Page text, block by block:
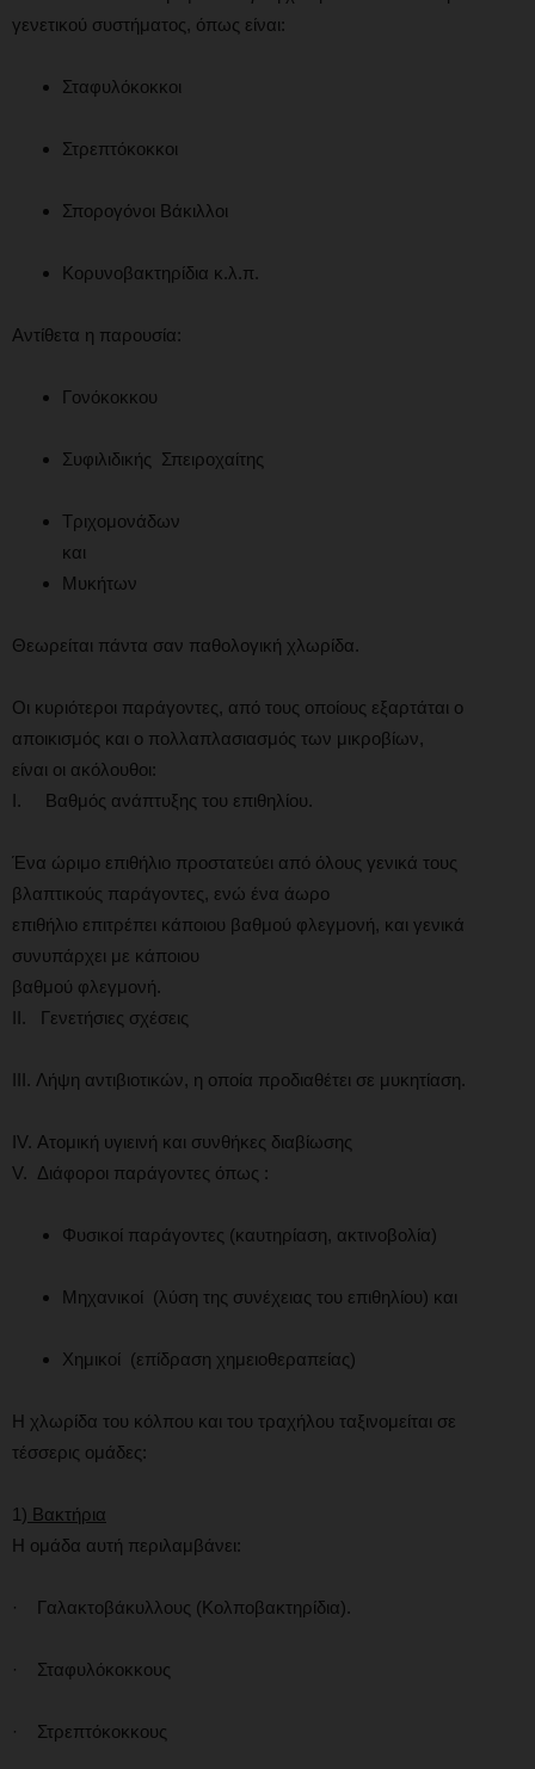
γενετικού συστήματος, όπως είναι:
Σταφυλόκοκκοι
Στρεπτόκοκκοι
Σπορογόνοι Βάκιλλοι
Κορυνοβακτηρίδια κ.λ.π.
Αντίθετα η παρουσία:
Γονόκοκκου
Συφιλιδικής Σπειροχαίτης
Τριχομονάδων
και
Μυκήτων
Θεωρείται πάντα σαν παθολογική χλωρίδα.
Οι κυριότεροι παράγοντες, από τους οποίους εξαρτάται ο
αποικισμός και ο πολλαπλασιασμός των μικροβίων,
είναι οι ακόλουθοι:
I. Βαθμός ανάπτυξης του επιθηλίου.
Ένα ώριμο επιθήλιο προστατεύει από όλους γενικά τους
βλαπτικούς παράγοντες, ενώ ένα άωρο
επιθήλιο επιτρέπει κάποιου βαθμού φλεγμονή, και γενικά
συνυπάρχει με κάποιου
βαθμού φλεγμονή.
II. Γενετήσιες σχέσεις
III. Λήψη αντιβιοτικών, η οποία προδιαθέτει σε μυκητίαση.
IV. Ατομική υγιεινή και συνθήκες διαβίωσης
V. Διάφοροι παράγοντες όπως :
Φυσικοί παράγοντες (καυτηρίαση, ακτινοβολία)
Μηχανικοί (λύση της συνέχειας του επιθηλίου) και
Χημικοί (επίδραση χημειοθεραπείας)
Η χλωρίδα του κόλπου και του τραχήλου ταξινομείται σε
τέσσερις ομάδες:
1) Βακτήρια
Η ομάδα αυτή περιλαμβάνει:
· Γαλακτοβάκυλλους (Κολποβακτηρίδια).
· Σταφυλόκοκκους
· Στρεπτόκοκκους